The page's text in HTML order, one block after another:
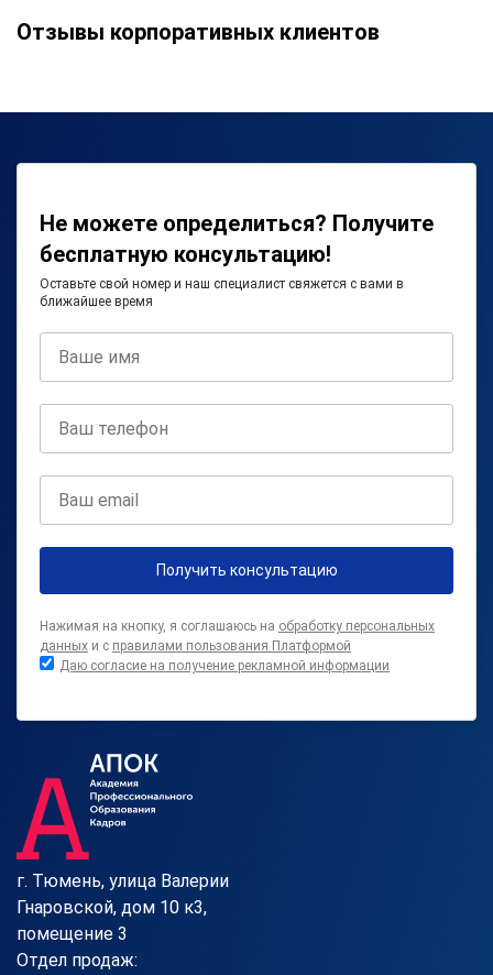
Отзывы корпоративных клиентов
Не можете определиться? Получите
бесплатную консультацию!
Оставьте свой номер и наш специалист свяжется с вами в
ближайшее время
Получить консультацию
Нажимая на кнопку, я соглашаюсь на обработку персональных
данных и с правилами пользования Платформой
Даю согласие на получение рекламной информации
г. Тюмень, улица Валерии
Гнаровской, дом 10 к3,
помещение 3
Отдел продаж: